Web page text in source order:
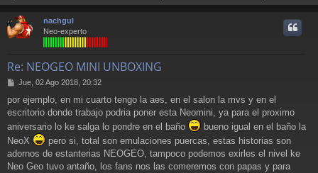
r
nachgul
Neo-experto
Re: NEOGEO MINI UNBOXING
M
n
s
a
e
Jue, 02 Ago 2018, 20:32
por ejemplo, en mi cuarto tengo la aes, en el salon la mvs y en el
escritorio donde trabajo podria poner esta Neomini, ya para el proximo
aniversario lo ke salga lo pondre en el baño
bueno igual en el baño la
NeoX
pero si, total son emulaciones puercas, estas historias son
adornos de estanterias NEOGEO, tampoco podemos exirles el nivel ke
Neo Geo tuvo antaño, los fans nos las comeremos con papas y para